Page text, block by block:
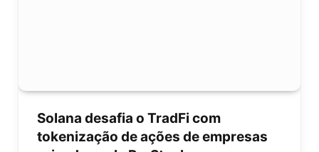
Solana desafia o TradFi com
tokenização de ações de empresas